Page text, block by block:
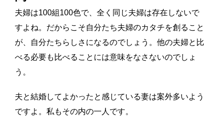
夫婦は100組100色で、全く同じ夫婦は存在しないで
すよね。だからこそ自分たち夫婦のカタチを創ること
が、自分たちらしさになるのでしょう。他の夫婦と比
べる必要も比べることには意味をなさないのでしょ
う。
夫と結婚してよかったと感じている妻は案外多いよう
ですよ。私もその内の一人です。